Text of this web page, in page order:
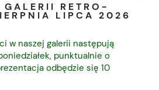
RETRO-
LIPCA 2026
w naszej galerii następują
punktualnie o
odbędzie się 10